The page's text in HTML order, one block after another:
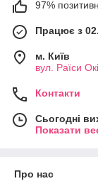
97%
Працює з
м. Київ
вул. Раїси
Контакти
Сьогодні
Показати
Про нас